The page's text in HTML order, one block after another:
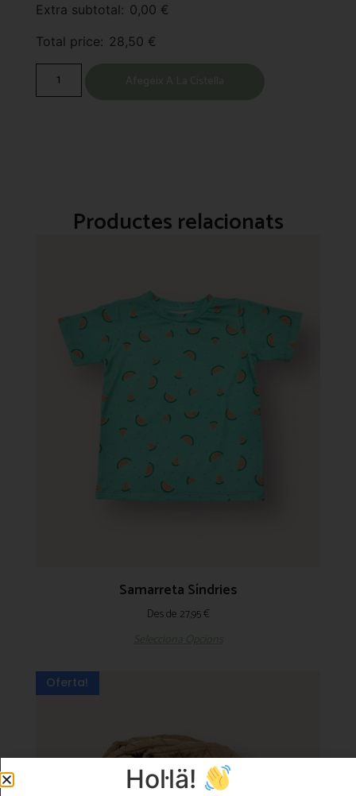
Extra subtotal: 0,00 €
Total price: 28,50 €
Productes relacionats
Samarreta Síndries
Des de 27,95€
Oferta!
Hol·lä!